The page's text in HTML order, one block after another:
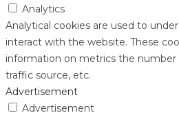
Analytics
Analytical cookies are used to
interact with the website. These
information on metrics the number
traffic source, etc.
Advertisement
Advertisement